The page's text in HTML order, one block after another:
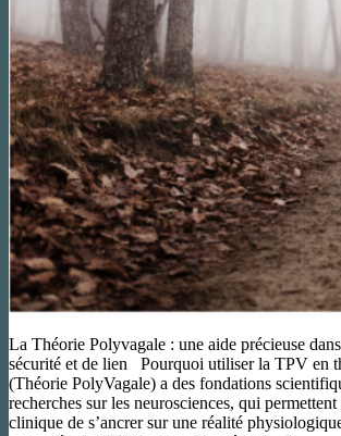
La Théorie Polyvagale : une aide précieuse
sécurité et de lien Pourquoi utiliser la TPV en
(Théorie PolyVagale) a des fondations
recherches sur les neurosciences, qui
clinique de s’ancrer sur une réalité